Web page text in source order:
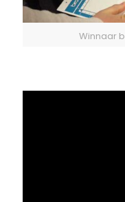
Winnaar